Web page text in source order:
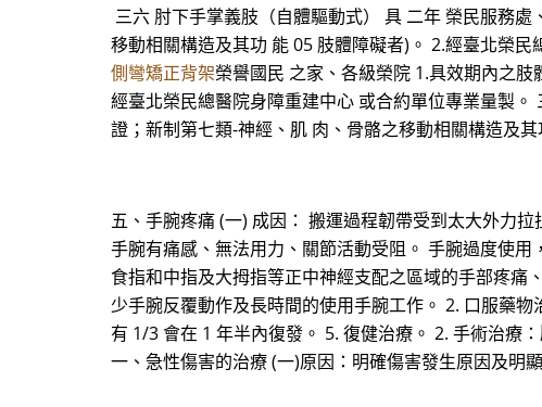
三六 肘下手掌義肢（自體驅動式） 具 二年 榮民服務
移動相關構造及其功 能 05 肢體障礙者)。 2.經臺北榮
側彎矯正背架榮譽國民 之家、各級榮院 1.具效期內之
經臺北榮民總醫院身障重建中心 或合約單位專業量製
證；新制第七類-神經、肌 肉、骨骼之移動相關構造及其
五、手腕疼痛 (一) 成因： 搬運過程韌帶受到太大外力拉
手腕有痛感、無法用力、關節活動受阻。 手腕過度使
食指和中指及大拇指等正中神經支配之區域的手部疼痛
少手腕反覆動作及長時間的使用手腕工作。 2. 口服藥
有 1/3 會在 1 年半內復發。 5. 復健治療。 2. 手術治療
一、急性傷害的治療 (一)原因：明確傷害發生原因及明